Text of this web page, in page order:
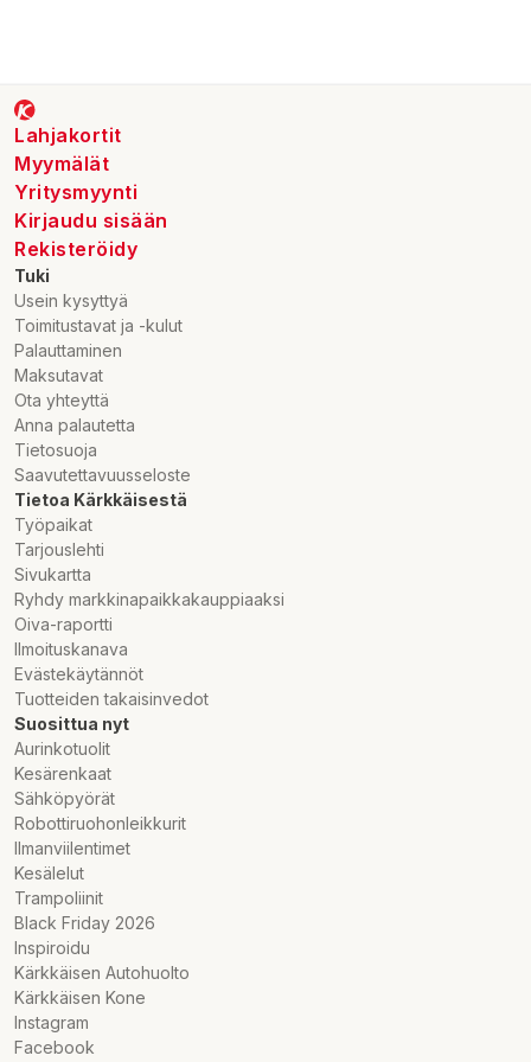
Lahjakortit
Myymälät
Yritysmyynti
Kirjaudu sisään
Rekisteröidy
Tuki
Usein kysyttyä
Toimitustavat ja -kulut
Palauttaminen
Maksutavat
Ota yhteyttä
Anna palautetta
Tietosuoja
Saavutettavuusseloste
Tietoa Kärkkäisestä
Työpaikat
Tarjouslehti
Sivukartta
Ryhdy markkinapaikkakauppiaaksi
Oiva-raportti
Ilmoituskanava
Evästekäytännöt
Tuotteiden takaisinvedot
Suosittua nyt
Aurinkotuolit
Kesärenkaat
Sähköpyörät
Robottiruohonleikkurit
Ilmanviilentimet
Kesälelut
Trampoliinit
Black Friday 2026
Inspiroidu
Kärkkäisen Autohuolto
Kärkkäisen Kone
Instagram
Facebook